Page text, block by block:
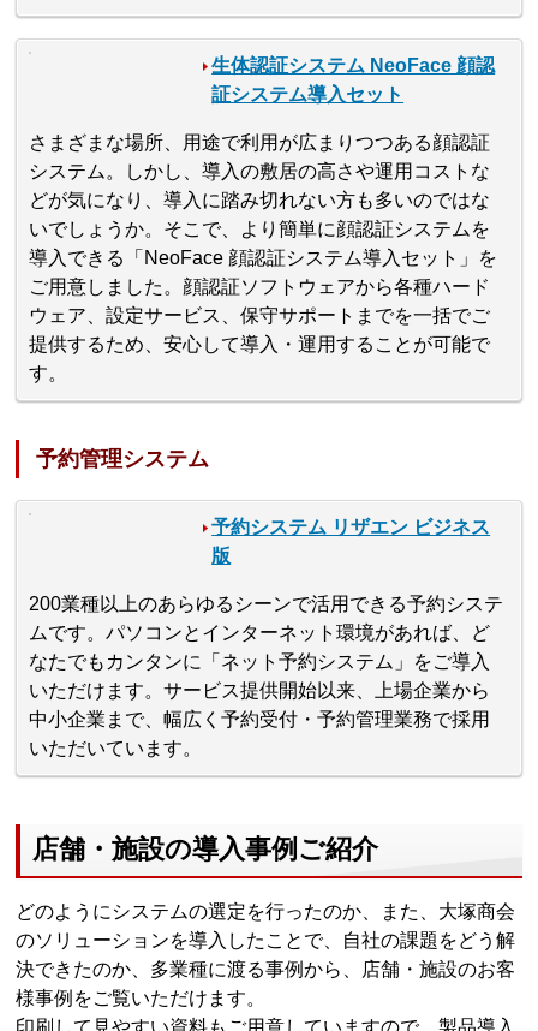
生体認証システム NeoFace 顔認
証システム導入セット
さまざまな場所、用途で利用が広まりつつある顔認証
システム。しかし、導入の敷居の高さや運用コストな
どが気になり、導入に踏み切れない方も多いのではな
いでしょうか。そこで、より簡単に顔認証システムを
導入できる「NeoFace 顔認証システム導入セット」を
ご用意しました。顔認証ソフトウェアから各種ハード
ウェア、設定サービス、保守サポートまでを一括でご
提供するため、安心して導入・運用することが可能で
す。
予約管理システム
予約システム リザエン ビジネス
版
200業種以上のあらゆるシーンで活⽤できる予約システ
ムです。パソコンとインターネット環境があれば、ど
なたでもカンタンに「ネット予約システム」をご導入
いただけます。サービス提供開始以来、上場企業から
中⼩企業まで、幅広く予約受付・予約管理業務で採用
いただいています。
店舗・施設の導入事例ご紹介
どのようにシステムの選定を行ったのか、また、大塚商会
のソリューションを導入したことで、自社の課題をどう解
決できたのか、多業種に渡る事例から、店舗・施設のお客
様事例をご覧いただけます。
印刷して見やすい資料もご用意していますので、製品導入